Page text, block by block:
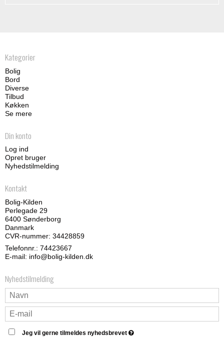
Kategorier
Bolig
Bord
Diverse
Tilbud
Køkken
Se mere
Din konto
Log ind
Opret bruger
Nyhedstilmelding
Kontakt
Bolig-Kilden
Perlegade 29
6400 Sønderborg
Danmark
CVR-nummer: 34428859
Telefonnr.: 74423667
E-mail: info@bolig-kilden.dk
Nyhedstilmelding
Jeg vil gerne tilmeldes nyhedsbrevet